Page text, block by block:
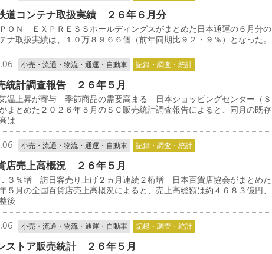
コンテナ取扱実績 ２６年６月分
ＯＮ ＥＸＰＲＥＳＳホールディングスがまとめた日本通運の６月分の
ナ取扱実績は、１０万８９６６個（前年同期比９２・９％）となった。
小売・流通・物流・通運・自動車 記録・調査・統計
統計調査報告 ２６年５月
温上昇が寄与 季節商品の需要高まる 日本ショッピングセンター（Ｓ
まとめた２０２６年５月のＳＣ販売統計調査報告によると、同月の既存
は
小売・流通・物流・通運・自動車 記録・調査・統計
店売上高概況 ２６年５月
３％増 訪日客売り上げ２ヵ月連続２桁増 日本百貨店協会がまとめた
５月の全国百貨店売上高概況によると、売上高総額は約４６８３億円、
後
小売・流通・物流・通運・自動車 記録・調査・統計
ストア販売統計 ２６年５月